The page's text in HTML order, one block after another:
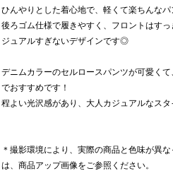
ひんやりとした着心地で、軽くて楽ちんなパ
後ろゴム仕様で履きやすく、フロントはす
ジュアルすぎないデザインです◎
デニムカラーのセルロースパンツが可愛く
でおすすめです！
程よい光沢感があり、大人カジュアルなス
＊撮影環境により、実際の商品と色味が異
は、商品アップ画像をご参照ください。